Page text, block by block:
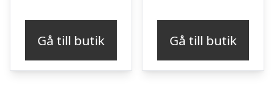
Gå till butik Gå till butik